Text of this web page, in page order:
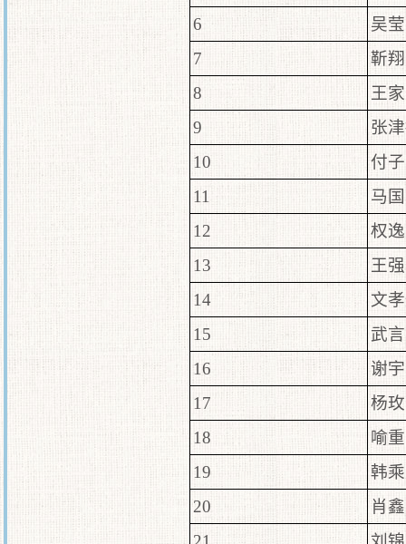
6
吴莹
7
靳
8
王
9
张
10
付
11
马
12
权
13
王强
14
文
15
武
16
谢
17
杨玫
18
喻
19
韩
20
肖